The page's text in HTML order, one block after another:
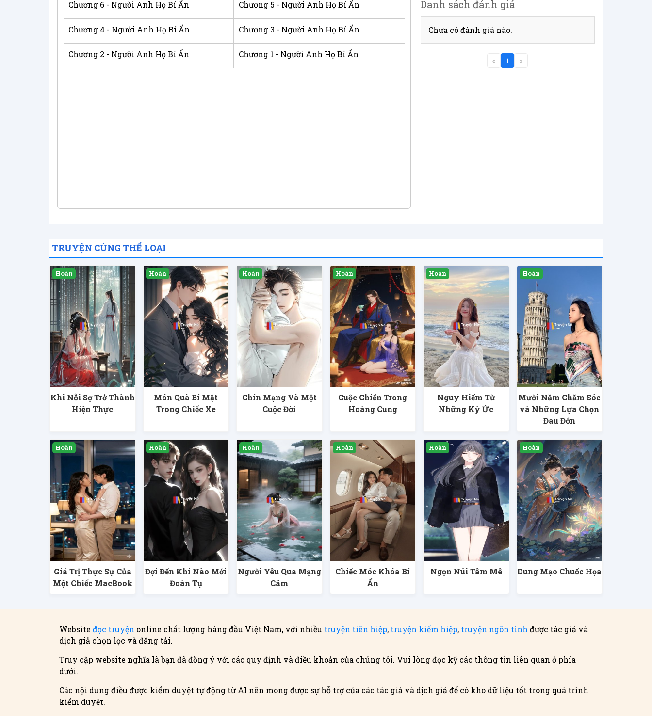
Chương 6 - Người Anh Họ Bí Ẩn Chương 5 - Người Anh Họ Bí Ẩn
Chương 4 - Người Anh Họ Bí Ẩn Chương 3 - Người Anh Họ Bí Ẩn
Chương 2 - Người Anh Họ Bí Ẩn Chương 1 - Người Anh Họ Bí Ẩn
Danh sách đánh giá
Chưa có đánh giá nào.
« 1 »
TRUYỆN CÙNG THỂ LOẠI
Khi Nỗi Sợ Trở Thành
Hiện Thực
Món Quà Bí Mật
Trong Chiếc Xe
Chín Mạng Và Một
Cuộc Đời
Cuộc Chiến Trong
Hoàng Cung
Nguy Hiểm Từ
Những Ký Ức
Mười Năm Chăm Sóc
và Những Lựa Chọn
Đau Đớn
Giá Trị Thực Sự Của
Một Chiếc MacBook
Đợi Đến Khi Nào Mới
Đoàn Tụ
Người Yêu Qua Mạng
Câm
Chiếc Móc Khóa Bí
Ẩn
Ngọn Núi Tâm Mê Dung Mạo Chuốc Họa
Website đọc truyện online chất lượng hàng đầu Việt Nam, với nhiều truyện tiên hiệp, truyện kiếm hiệp, truyện ngôn tình được tác giả và
dịch giả chọn lọc và đăng tải.
Truy cập website nghĩa là bạn đã đồng ý với các quy định và điều khoản của chúng tôi. Vui lòng đọc kỹ các thông tin liên quan ở phía
dưới.
Các nội dung điều được kiểm duyệt tự động từ AI nên mong được sự hỗ trợ của các tác giả và dịch giả để có kho dữ liệu tốt trong quá trình
kiểm duyệt.